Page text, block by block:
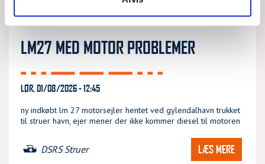
LM27 MED MOTOR PROBLEMER
LØR, 01/08/2026 - 12:45
ny indkøbt lm 27 motorsejler hentet ved gylendalhavn trukket
til struer havn, ejer mener der ikke kommer diesel til motoren
DSRS Struer LÆS MERE